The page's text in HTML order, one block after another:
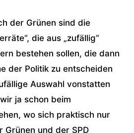
der Grünen sind die
die aus „zufällig“
bestehen sollen, die dann
der Politik zu entscheiden
Auswahl vonstatten
ja schon beim
wo sich praktisch nur
Grünen und der SPD